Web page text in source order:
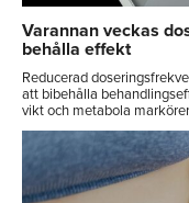
Varannan veckas
behålla effekt
Reducerad
att bibehålla
vikt och metabola